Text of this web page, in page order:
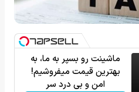
ماشینت رو بسپر به ما، به
بهترین قیمت میفروشیم!
امن و بی درد سر